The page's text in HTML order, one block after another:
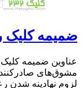
ضمیمه کلیک
مشوق‌های